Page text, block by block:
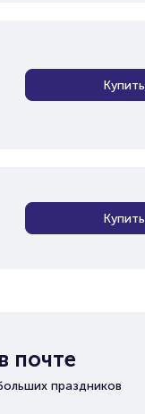
Купить
Купить
почте
праздников